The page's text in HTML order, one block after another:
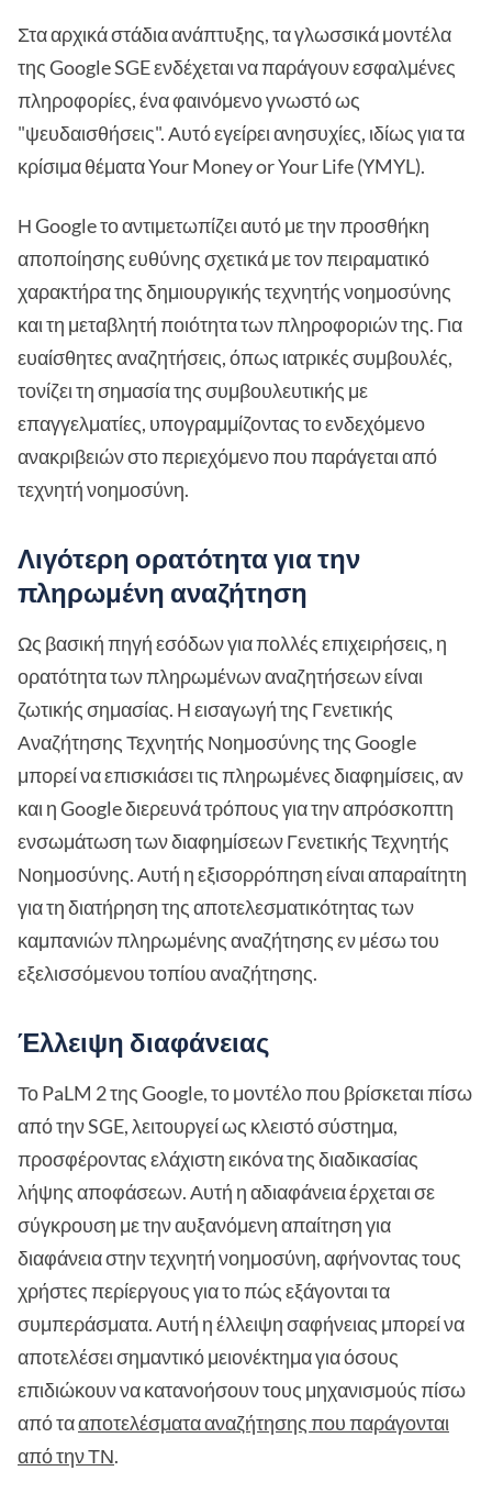
Στα αρχικά στάδια ανάπτυξης, τα γλωσσικά μοντέλα
της Google SGE ενδέχεται να παράγουν εσφαλμένες
πληροφορίες, ένα φαινόμενο γνωστό ως
"ψευδαισθήσεις". Αυτό εγείρει ανησυχίες, ιδίως για τα
κρίσιμα θέματα Your Money or Your Life (YMYL).
Η Google το αντιμετωπίζει αυτό με την προσθήκη
αποποίησης ευθύνης σχετικά με τον πειραματικό
χαρακτήρα της δημιουργικής τεχνητής νοημοσύνης
και τη μεταβλητή ποιότητα των πληροφοριών της. Για
ευαίσθητες αναζητήσεις, όπως ιατρικές συμβουλές,
τονίζει τη σημασία της συμβουλευτικής με
επαγγελματίες, υπογραμμίζοντας το ενδεχόμενο
ανακριβειών στο περιεχόμενο που παράγεται από
τεχνητή νοημοσύνη.
Λιγότερη ορατότητα για την
πληρωμένη αναζήτηση
Ως βασική πηγή εσόδων για πολλές επιχειρήσεις, η
ορατότητα των πληρωμένων αναζητήσεων είναι
ζωτικής σημασίας. Η εισαγωγή της Γενετικής
Αναζήτησης Τεχνητής Νοημοσύνης της Google
μπορεί να επισκιάσει τις πληρωμένες διαφημίσεις, αν
και η Google διερευνά τρόπους για την απρόσκοπτη
ενσωμάτωση των διαφημίσεων Γενετικής Τεχνητής
Νοημοσύνης. Αυτή η εξισορρόπηση είναι απαραίτητη
για τη διατήρηση της αποτελεσματικότητας των
καμπανιών πληρωμένης αναζήτησης εν μέσω του
εξελισσόμενου τοπίου αναζήτησης.
Έλλειψη διαφάνειας
Το PaLM 2 της Google, το μοντέλο που βρίσκεται πίσω
από την SGE, λειτουργεί ως κλειστό σύστημα,
προσφέροντας ελάχιστη εικόνα της διαδικασίας
λήψης αποφάσεων. Αυτή η αδιαφάνεια έρχεται σε
σύγκρουση με την αυξανόμενη απαίτηση για
διαφάνεια στην τεχνητή νοημοσύνη, αφήνοντας τους
χρήστες περίεργους για το πώς εξάγονται τα
συμπεράσματα. Αυτή η έλλειψη σαφήνειας μπορεί να
αποτελέσει σημαντικό μειονέκτημα για όσους
επιδιώκουν να κατανοήσουν τους μηχανισμούς πίσω
από τααποτελέσματα αναζήτησης που παράγονται
από την ΤΝ.